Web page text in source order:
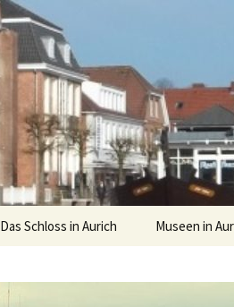
Das Schloss in Aurich Museen in